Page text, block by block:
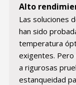
Alto
Las soluciones
han sido
temperatura
exigentes.
a rigurosas
estanqueidad